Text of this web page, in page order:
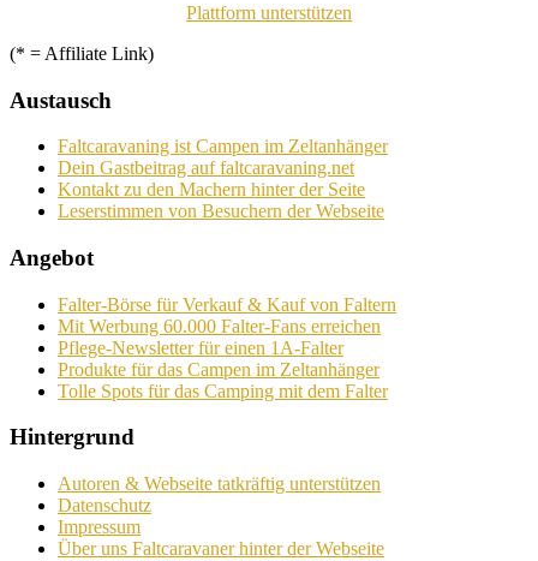
Plattform unterstützen
(* = Affiliate Link)
Austausch
Faltcaravaning ist Campen im Zeltanhänger
Dein Gastbeitrag auf faltcaravaning.net
Kontakt zu den Machern hinter der Seite
Leserstimmen von Besuchern der Webseite
Angebot
Falter-Börse für Verkauf & Kauf von Faltern
Mit Werbung 60.000 Falter-Fans erreichen
Pflege-Newsletter für einen 1A-Falter
Produkte für das Campen im Zeltanhänger
Tolle Spots für das Camping mit dem Falter
Hintergrund
Autoren & Webseite tatkräftig unterstützen
Datenschutz
Impressum
Über uns Faltcaravaner hinter der Webseite